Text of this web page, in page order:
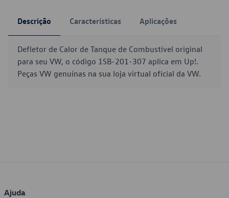
Descrição Características Aplicações
Defletor de Calor de Tanque de Combustível original
para seu VW, o código 1SB-201-307 aplica em Up!.
Peças VW genuínas na sua loja virtual oficial da VW.
Ajuda